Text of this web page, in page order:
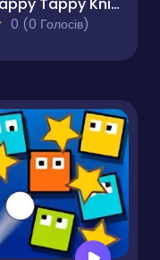
Happy Tappy Knight
0 (0 Голосів)